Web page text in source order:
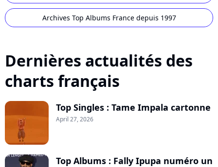
Archives Top Albums France depuis 1997
Dernières actualités des
charts français
Top Singles : Tame Impala cartonne
April 27, 2026
Top Albums : Fally Ipupa numéro un